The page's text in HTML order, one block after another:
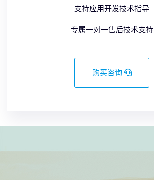
支持应用开发技术指导
专属一对一售后技术支持
购买咨询